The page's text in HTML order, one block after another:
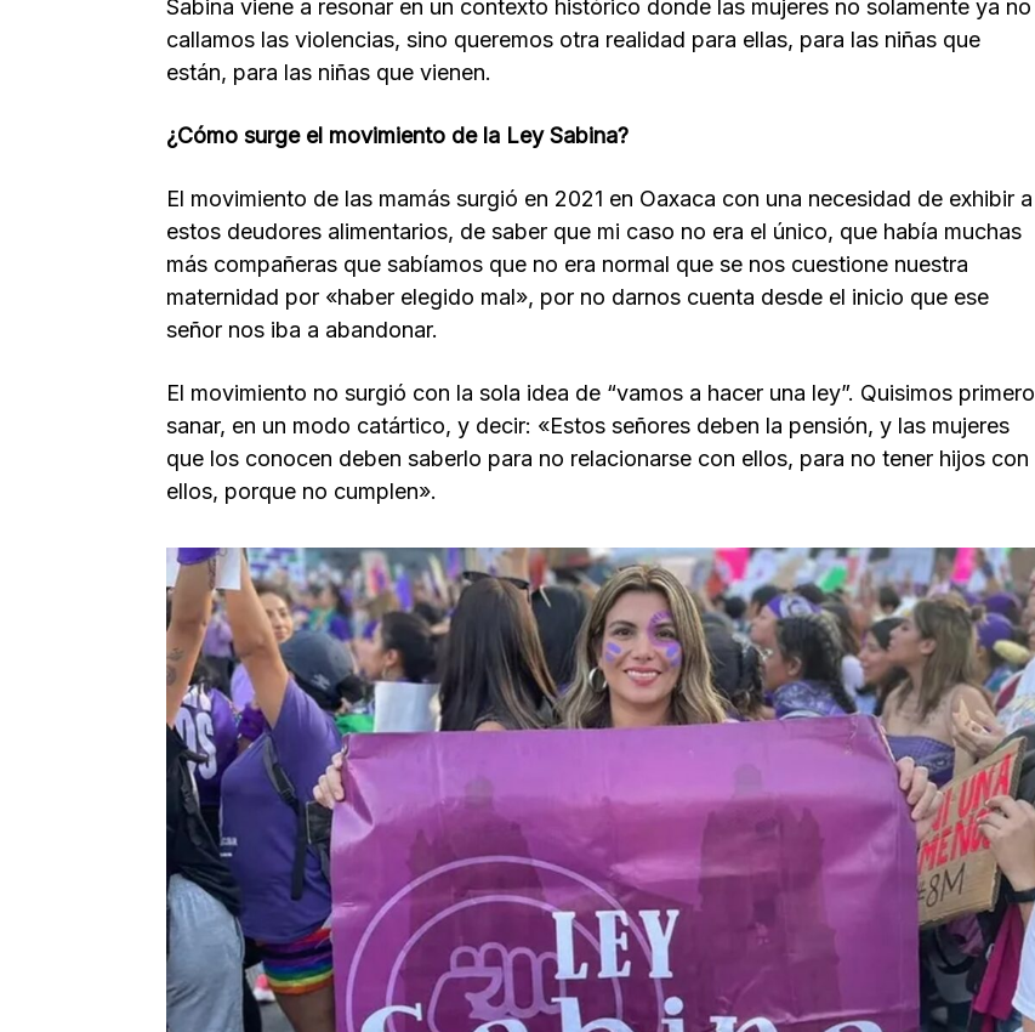
Sabina viene a resonar en un contexto histórico donde las mujeres no solamente ya no
callamos las violencias, sino queremos otra realidad para ellas, para las niñas que
están, para las niñas que vienen.
¿Cómo surge el movimiento de la Ley Sabina?
El movimiento de las mamás surgió en 2021 en Oaxaca con una necesidad de exhibir a
estos deudores alimentarios, de saber que mi caso no era el único, que había muchas
más compañeras que sabíamos que no era normal que se nos cuestione nuestra
maternidad por «haber elegido mal», por no darnos cuenta desde el inicio que ese
señor nos iba a abandonar.
El movimiento no surgió con la sola idea de “vamos a hacer una ley”. Quisimos primero
sanar, en un modo catártico, y decir: «Estos señores deben la pensión, y las mujeres
que los conocen deben saberlo para no relacionarse con ellos, para no tener hijos con
ellos, porque no cumplen».